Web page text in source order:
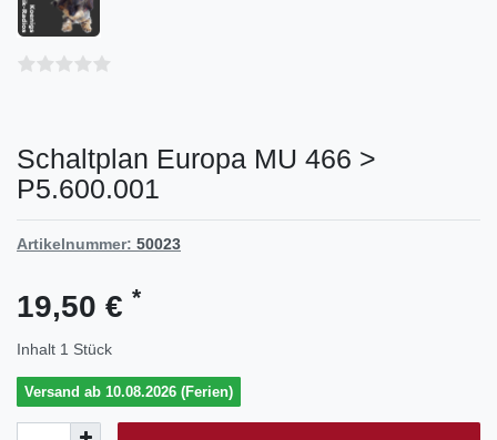
Schaltplan Europa MU 466 >
P5.600.001
Artikelnummer: 50023
19,50 € *
Inhalt 1 Stück
Versand ab 10.08.2026 (Ferien)